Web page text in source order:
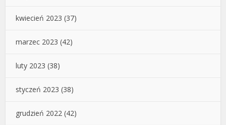
kwiecień 2023 (37)
marzec 2023 (42)
luty 2023 (38)
styczeń 2023 (38)
grudzień 2022 (42)